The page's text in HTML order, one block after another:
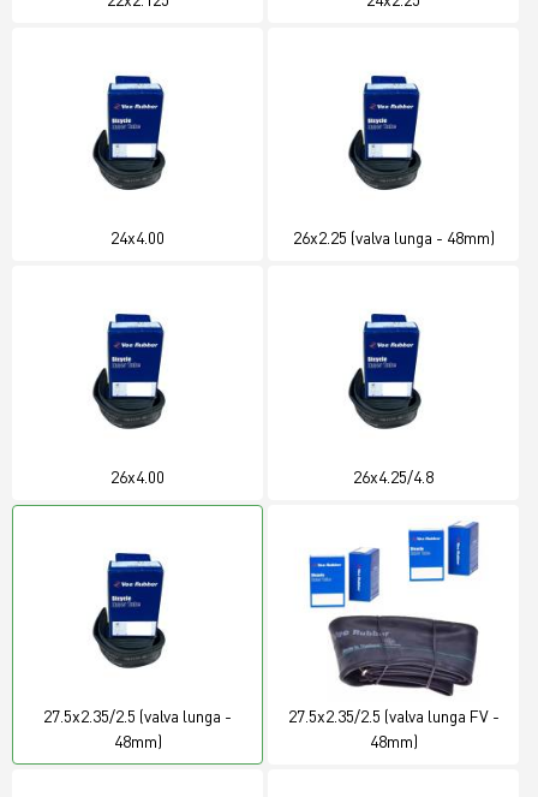
24x4.00 26x2.25 (valva lunga - 48mm)
26x4.00 26x4.25/4.8
27.5x2.35/2.5 (valva lunga -
48mm)
27.5x2.35/2.5 (valva lunga FV -
48mm)